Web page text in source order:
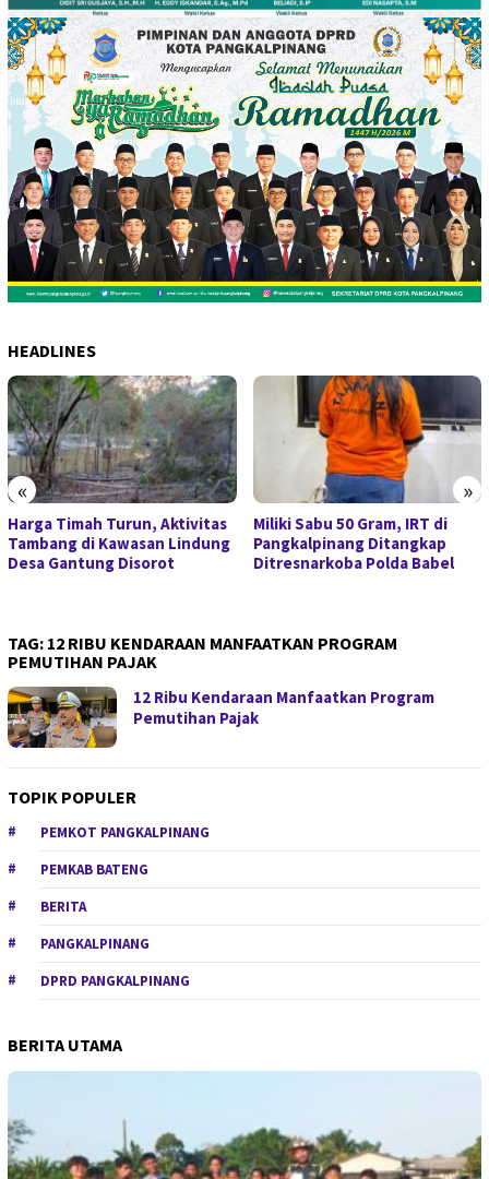
HEADLINES
« »
Harga Timah Turun, Aktivitas
Tambang di Kawasan Lindung
Desa Gantung Disorot
Miliki Sabu 50 Gram, IRT di
Pangkalpinang Ditangkap
Ditresnarkoba Polda Babel
TAG: 12 RIBU KENDARAAN MANFAATKAN PROGRAM
PEMUTIHAN PAJAK
12 Ribu Kendaraan Manfaatkan Program
Pemutihan Pajak
TOPIK POPULER
PEMKOT PANGKALPINANG
PEMKAB BATENG
BERITA
PANGKALPINANG
DPRD PANGKALPINANG
BERITA UTAMA